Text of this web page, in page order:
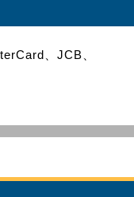
、JCB、